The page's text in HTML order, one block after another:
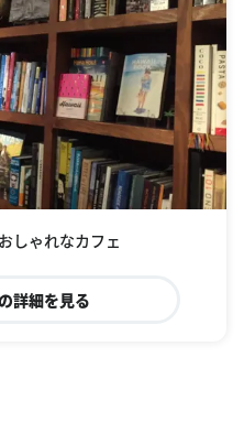
しゃれなカフェ
詳細を見る